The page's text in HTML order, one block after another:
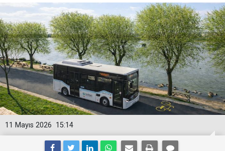
15:14
11 Mayıs 2026